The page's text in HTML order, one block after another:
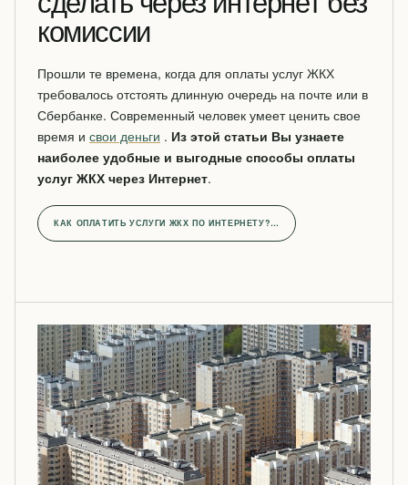
комиссии
Прошли те времена, когда для оплаты услуг ЖКХ
требовалось отстоять длинную очередь на почте или в
Сбербанке. Современный человек умеет ценить свое
время и свои деньги . Из этой статьи Вы узнаете
наиболее удобные и выгодные способы оплаты
услуг ЖКХ через Интернет.
КАК ОПЛАТИТЬ УСЛУГИ ЖКХ ПО ИНТЕРНЕТУ?…